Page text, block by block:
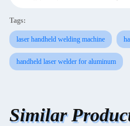
Tags:
laser handheld welding machine
handheld laser welder for aluminum
Similar